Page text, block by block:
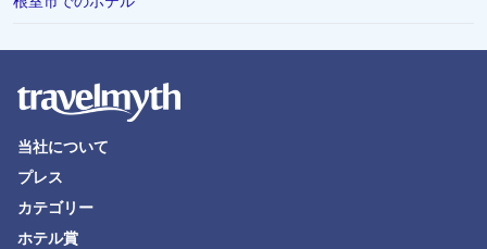
糸魚川市でのホテル
壱岐市でのホテル
当社について
プレス
カテゴリー
ホテル賞